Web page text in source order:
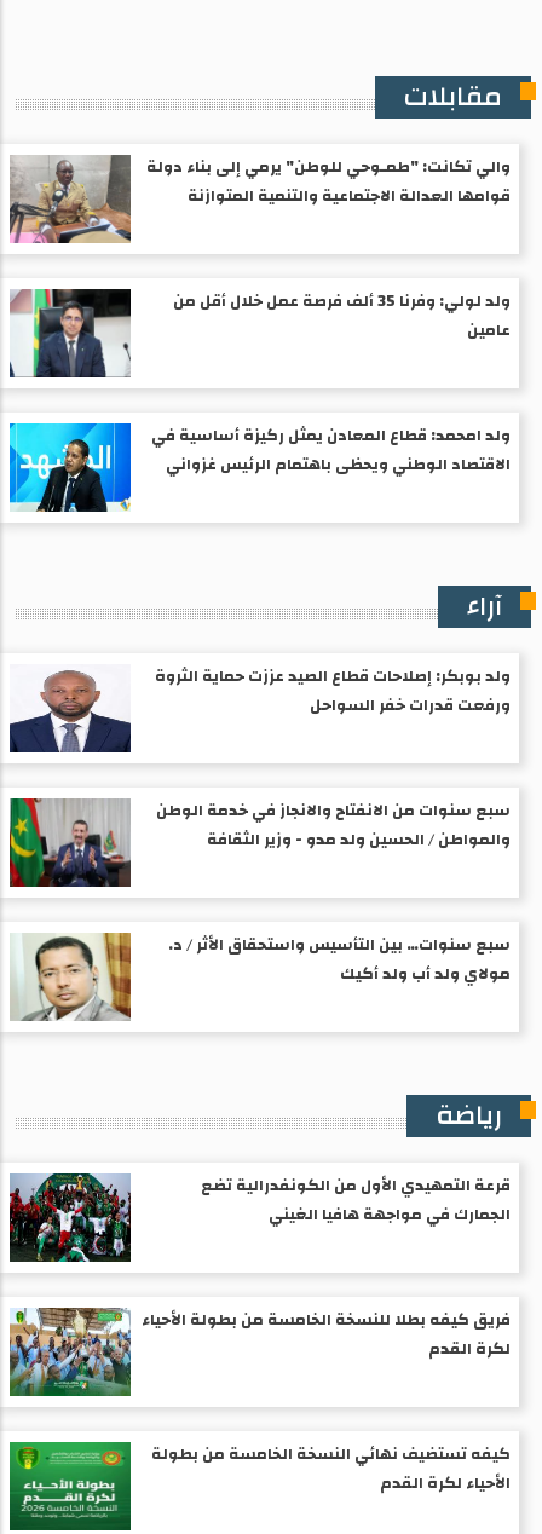
مقابلات
والي تكانت: "طمـوحي للوطن" يرمي إلى بناء دولة
قوامها العدالة الاجتماعية والتنمية المتوازنة
ولد لولي: وفرنا 35 ألف فرصة عمل خلال أقل من
عامين
ولد امحمد: قطاع المعادن يمثل ركيزة أساسية في
الاقتصاد الوطني ويحظى باهتمام الرئيس غزواني
آراء
ولد بوبكر: إصلاحات قطاع الصيد عززت حماية الثروة
ورفعت قدرات خفر السواحل
سبع سنوات من الانفتاح والانجاز في خدمة الوطن
والمواطن / الحسين ولد مدو - وزير الثقافة
سبع سنوات… بين التأسيس واستحقاق الأثر / د.
مولاي ولد أب ولد أكيك
رياضة
قرعة التمهيدي الأول من الكونفدرالية تضع
الجمارك في مواجهة هافيا الغيني
فريق كيفه بطلا للنسخة الخامسة من بطولة الأحياء
لكرة القدم
كيفه تستضيف نهائي النسخة الخامسة من بطولة
الأحياء لكرة القدم